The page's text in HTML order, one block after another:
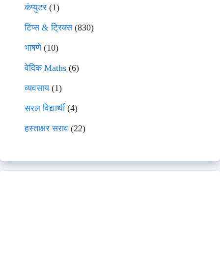
कंप्युटर (1)
टिप्स & ट्रिक्स(830)
भाषणे(10)
वेदिक Maths (6)
व्यवसाय(1)
सरल विद्यार्थी(4)
हस्ताक्षर सराव (22)